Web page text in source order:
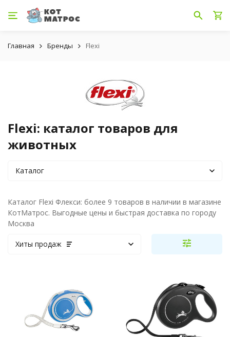
Главная Бренды Flexi
Flexi: каталог товаров для
животных
Каталог
Каталог Flexi Флекси: более 9 товаров в наличии в магазине
КотМатрос. Выгодные цены и быстрая доставка по городу
Москва
Хиты продаж